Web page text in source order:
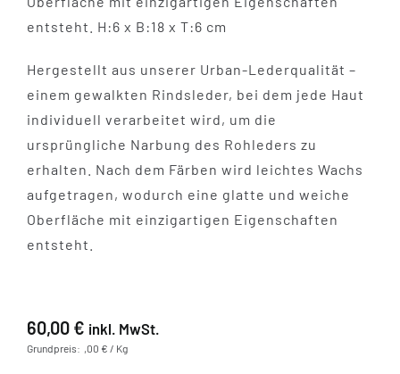
entsteht. H:6 x B:18 x T:6 cm
Hergestellt aus unserer Urban-Lederqualität –
einem gewalkten Rindsleder, bei dem jede Haut
individuell verarbeitet wird, um die
ursprüngliche Narbung des Rohleders zu
erhalten. Nach dem Färben wird leichtes Wachs
aufgetragen, wodurch eine glatte und weiche
Oberfläche mit einzigartigen Eigenschaften
entsteht.
60,00 € inkl. MwSt.
Grundpreis: ,00 € / Kg